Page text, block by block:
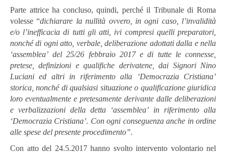
Parte attrice ha concluso, quindi, perché il Tribunale di Roma
volesse “dichiarare la nullità ovvero, in ogni caso,
l’invalidità
e/o l’inefficacia di tutti gli atti, ivi compresi quelli preparatori,
nonché di ogni atto, verbale, deliberazione adottati dalla e nella
‘assemblea’ del 25/26 febbraio 2017 e di tutte le connesse,
pretese,
definizioni e qualifiche derivatene, dai Signori Nino
Lucianied altri in riferimento alla ‘Democrazia
Cristiana’
storica, nonché di qualsiasi situazione o qualificazione giuridica
loro eventualmente e pretesamente derivante dalle deliberazioni
e verbalizzazioni della detta ‘assemblea’ in riferimento alla
‘Democrazia Cristiana’. Con ogni conseguenza anche in ordine
alle spese del presente procedimento”.
Con atto del 24.5.2017 hanno svolto intervento volontario nel